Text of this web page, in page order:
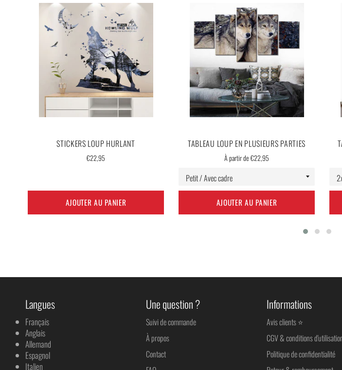
STICKERS LOUP HURLANT
Prix
€22,95
AJOUTER AU PANIER
TABLEAU LOUP EN PLUSIEURS PARTIES
À partir de €22,95
AJOUTER AU PANIER
Langues
Français
Anglais
Allemand
Espagnol
Italien
Une question ?
Suivi de commande
À propos
Contact
Informations
Avis clients ⭐
CGV & conditions
Politique de confidentialité